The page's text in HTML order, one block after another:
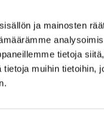
ja mainosten
tietoja
muihin tietoihin,